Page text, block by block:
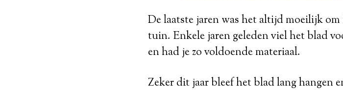
De laatste jaren was het altijd moeilijk
tuin. Enkele jaren geleden viel het blad
en had je zo voldoende materiaal.
Zeker dit jaar bleef het blad lang hangen